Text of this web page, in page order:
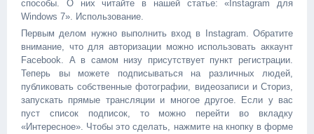
способы. О них читайте в нашей статье: «Instagram для
Windows 7». Использование.
Первым делом нужно выполнить вход в Instagram. Обратите
внимание, что для авторизации можно использовать аккаунт
Facebook. А в самом низу присутствует пункт регистрации.
Теперь вы можете подписываться на различных людей,
публиковать собственные фотографии, видеозаписи и Сториз,
запускать прямые трансляции и многое другое. Если у вас
пуст список подписок, то можно перейти во вкладку
«Интересное». Чтобы это сделать, нажмите на кнопку в форме